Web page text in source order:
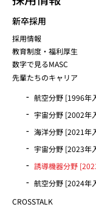
新卒採用
採用情報
教育制度・福利厚生
数字で見るMASC
先輩たちのキャリア
航空分野 [1996年
宇宙分野 [2002年
海洋分野 [2021年
宇宙分野 [2023年
誘導機器分野
航空分野 [2024年
CROSSTALK